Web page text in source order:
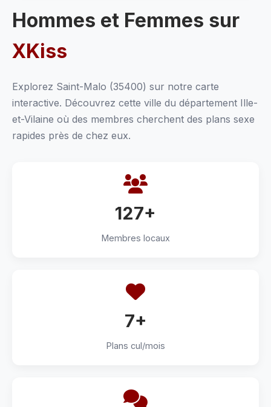
Hommes et Femmes sur
XKiss
Explorez Saint-Malo (35400) sur notre carte
interactive. Découvrez cette ville du département Ille-
et-Vilaine où des membres cherchent des plans sexe
rapides près de chez eux.
127+
Membres locaux
7+
Plans cul/mois